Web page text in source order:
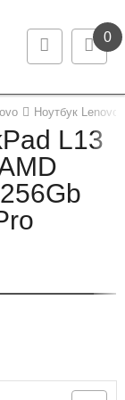
0
Ноутбук Lenovo
L13